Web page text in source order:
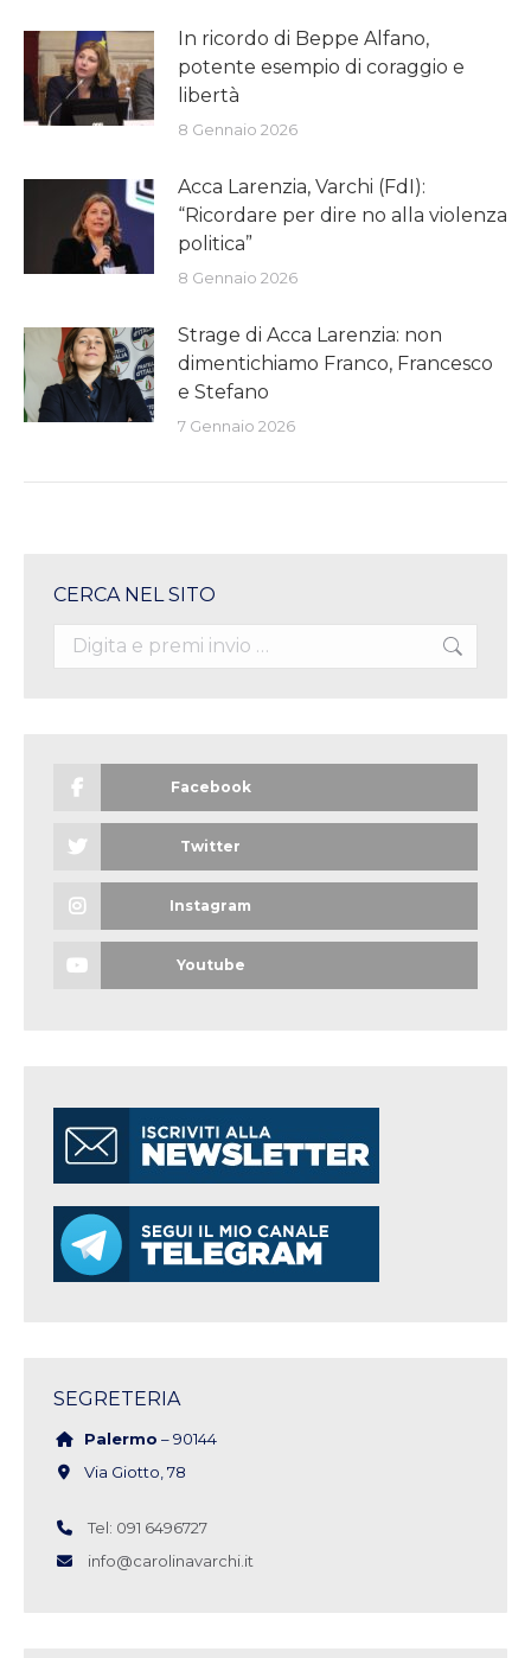
In ricordo di Beppe Alfano,
potente esempio di coraggio e
libertà
8 Gennaio 2026
Acca Larenzia, Varchi (FdI):
“Ricordare per dire no alla violenza
politica”
8 Gennaio 2026
Strage di Acca Larenzia: non
dimentichiamo Franco, Francesco
e Stefano
7 Gennaio 2026
CERCA NEL SITO
Search:
Facebook
Twitter
Instagram
Youtube
SEGRETERIA
Palermo – 90144
Via Giotto, 78
Tel: 091 6496727
info@carolinavarchi.it